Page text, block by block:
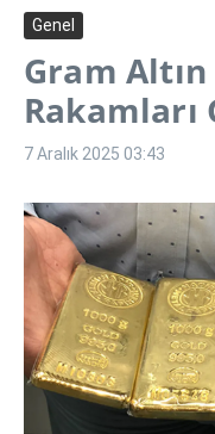
Genel
Gram
7 Aralık 2025 03:43